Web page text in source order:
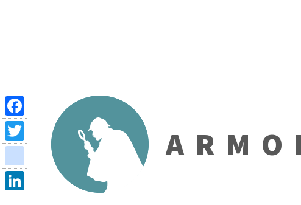
Facebook
Twitter
viadeo